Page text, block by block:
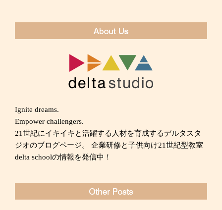
Ignite dreams.
Empower challengers.
21世紀にイキイキと活躍する人材を育成するデルタスタ
ジオのブログページ。 企業研修と子供向け21世紀型教室
delta schoolの情報を発信中！